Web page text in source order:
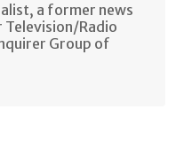
a former news
Radio
Group of